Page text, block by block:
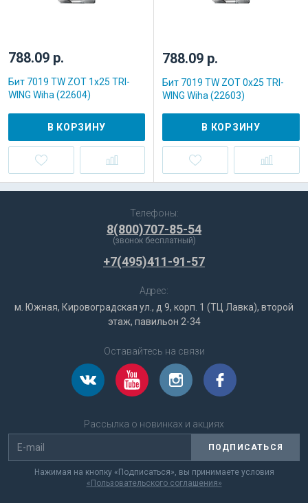
788.09 р.
Бит 7019 TW ZOT 1x25 TRI-
WING Wiha (22604)
В КОРЗИНУ
788.09 р.
Бит 7019 TW ZOT 0x25 TRI-
WING Wiha (22603)
В КОРЗИНУ
Телефоны:
8(800)707-85-54
(звонок бесплатный)
+7(495)411-91-57
Адрес:
м. Южная, Кировоградская ул., д 9, корп. 1 (ТЦ Лавка), второй
этаж, павильон 2-34
Оставайтесь на связи
Рассылка о новинках и акциях
ПОДПИСАТЬСЯ
Нажимая на кнопку «Подписаться», вы принимаете условия
«Пользовательского соглашения»